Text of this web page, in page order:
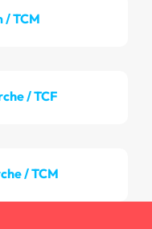
/ TCM
/ TCF
/ TCM